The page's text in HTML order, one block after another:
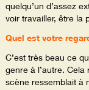
quelqu’un d’assez
voir travailler, être la
Quel est votre
C’est très beau ce
genre à l’autre.
scène ressemblait à